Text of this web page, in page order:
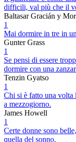
difficili, val più che il
Baltasar Gracián y
1
Mai dormire in tre in
Gunter Grass
1
Se pensi di essere
dormire con una
Tenzin Gyatso
1
Chi si è fatto una volta
a mezzogiorno.
James Howell
1
Certe donne sono
quella del sonno.